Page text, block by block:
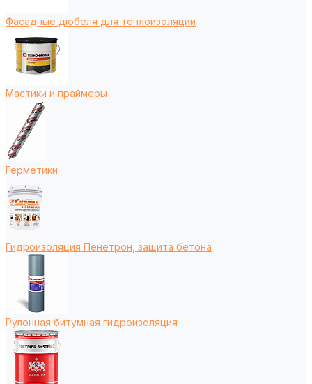
Фасадные дюбеля для теплоизоляции
Мастики и праймеры
Герметики
Гидроизоляция Пенетрон, защита бетона
Рулонная битумная гидроизоляция